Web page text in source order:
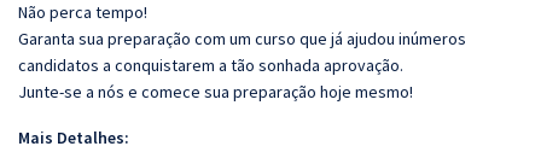
Não perca tempo!
Garanta sua preparação com um curso que já ajudou inúmeros
candidatos a conquistarem a tão sonhada aprovação.
Junte-se a nós e comece sua preparação hoje mesmo!
Mais Detalhes: